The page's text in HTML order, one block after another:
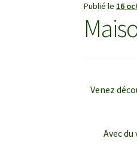
Publié le 16
Venez
Avec